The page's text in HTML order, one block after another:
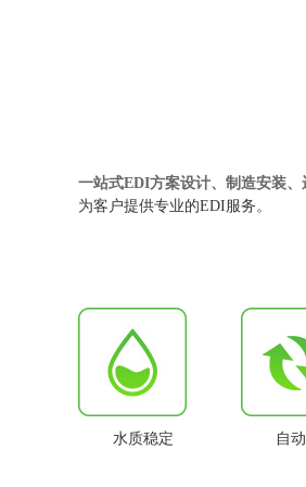
一站式EDI方案设计、制造安装
为客户提供专业的EDI服务。
水质稳定 自